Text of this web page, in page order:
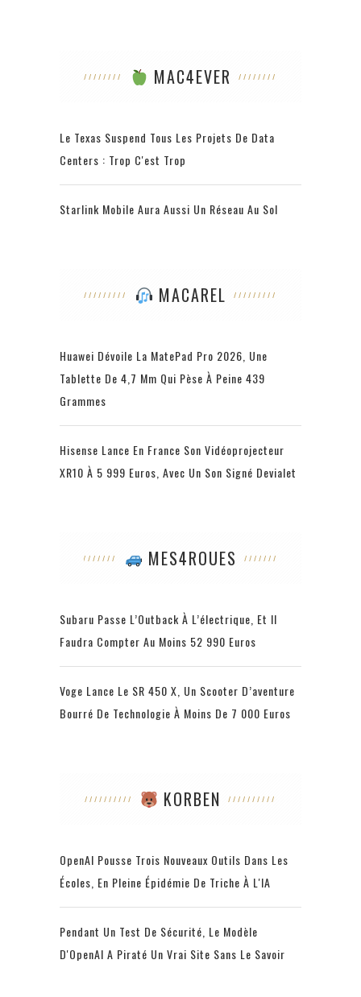
MAC4EVER
Le Texas Suspend Tous Les Projets De Data
Centers : Trop C'est Trop
Starlink Mobile Aura Aussi Un Réseau Au Sol
MACAREL
Huawei Dévoile La MatePad Pro 2026, Une
Tablette De 4,7 Mm Qui Pèse À Peine 439
Grammes
Hisense Lance En France Son Vidéoprojecteur
XR10 À 5 999 Euros, Avec Un Son Signé Devialet
MES4ROUES
Subaru Passe L’Outback À L’électrique, Et Il
Faudra Compter Au Moins 52 990 Euros
Voge Lance Le SR 450 X, Un Scooter D’aventure
Bourré De Technologie À Moins De 7 000 Euros
KORBEN
OpenAI Pousse Trois Nouveaux Outils Dans Les
Écoles, En Pleine Épidémie De Triche À L'IA
Pendant Un Test De Sécurité, Le Modèle
D'OpenAI A Piraté Un Vrai Site Sans Le Savoir